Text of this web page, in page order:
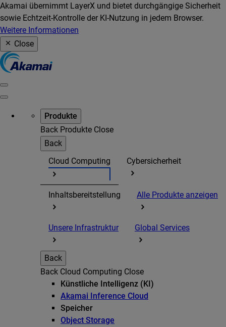
Akamai übernimmt LayerX und bietet durchgängige Sicherheit
sowie Echtzeit-Kontrolle der KI-Nutzung in jedem Browser.
Weitere Informationen
Close
Produkte
Back Produkte Close
Back
Cloud Computing
Cybersicherheit
Inhaltsbereitstellung Alle Produkte anzeigen
Unsere Infrastruktur Global Services
Back
Back Cloud Computing Close
Künstliche Intelligenz (KI)
Akamai Inference Cloud
Speicher
Object Storage